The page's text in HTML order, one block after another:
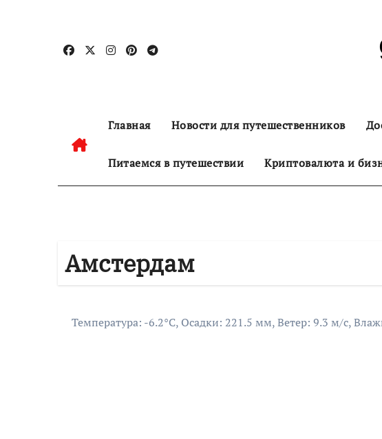
содержанию
Главная Новости для путешественников
Питаемся в путешествии Криптовалюта и
Амстердам
Температура: -6.2°C, Осадки: 221.5 мм, Ветер: 9.3 м/с,